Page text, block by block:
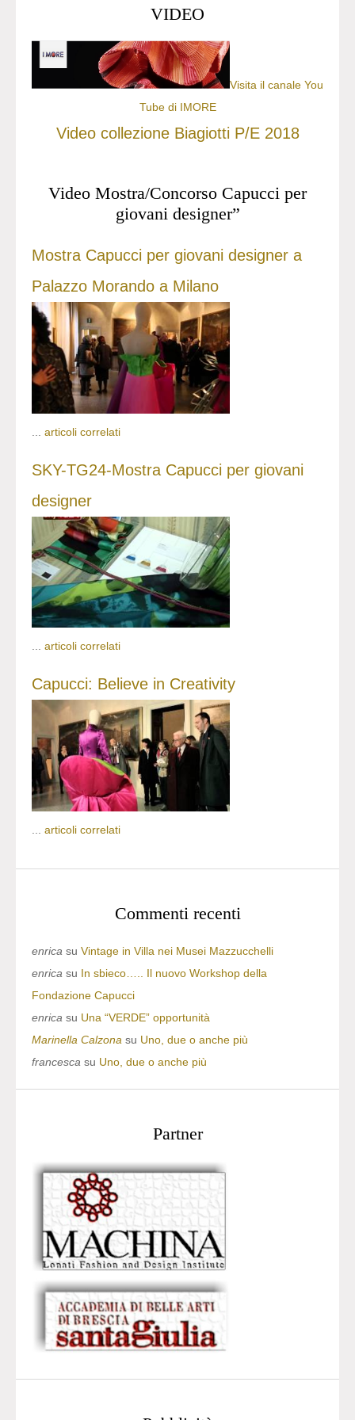
VIDEO
Visita il canale You
Tube di IMORE
Video collezione Biagiotti P/E 2018
Video Mostra/Concorso Capucci per
giovani designer”
Mostra Capucci per giovani designer a
Palazzo Morando a Milano
articoli correlati
SKY-TG24-Mostra Capucci per giovani
designer
... articoli correlati
Capucci: Believe in Creativity
articoli correlati
Commenti recenti
enrica su Vintage in Villa nei Musei Mazzucchelli
enrica su In sbieco….. Il nuovo Workshop della
Fondazione Capucci
enrica su Una “VERDE” opportunità
Marinella Calzona su Uno, due o anche più
francesca su Uno, due o anche più
Partner